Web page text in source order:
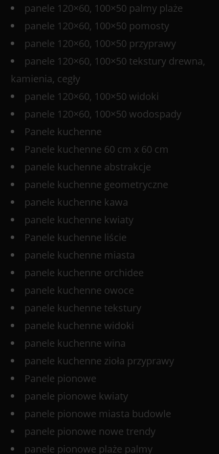
panele 120×60, 100×50 palmy plaże
panele 120×60, 100×50 pomosty
panele 120×60, 100×50 przyprawy
panele 120×60, 100×50 tekstury drewna,
kamienia, cegły
panele 120×60, 100×50 widoki
panele 120×60, 100×50 wodospady
Panele kuchenne
Panele kuchenne 60 cm x 60 cm
panele kuchenne abstrakcje
panele kuchenne geometryczne
panele kuchenne kawa
panele kuchenne kwiaty
Panele kuchenne liście
panele kuchenne miasta
panele kuchenne orchidee
panele kuchenne owoce
panele kuchenne tekstury
panele kuchenne widoki
panele kuchenne wina
panele kuchenne zioła przyprawy
Panele pionowe
panele pionowe kwiaty
panele pionowe miasta budowle
panele pionowe nowe trendy
panele pionowe plaże palmy